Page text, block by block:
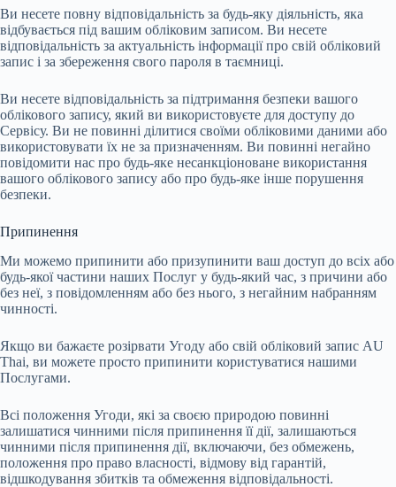
Ви несете повну відповідальність за будь-яку діяльність, яка
відбувається під вашим обліковим записом. Ви несете
відповідальність за актуальність інформації про свій обліковий
запис і за збереження свого пароля в таємниці.
Ви несете відповідальність за підтримання безпеки вашого
облікового запису, який ви використовуєте для доступу до
Сервісу. Ви не повинні ділитися своїми обліковими даними або
використовувати їх не за призначенням. Ви повинні негайно
повідомити нас про будь-яке несанкціоноване використання
вашого облікового запису або про будь-яке інше порушення
безпеки.
Припинення
Ми можемо припинити або призупинити ваш доступ до всіх або
будь-якої частини наших Послуг у будь-який час, з причини або
без неї, з повідомленням або без нього, з негайним набранням
чинності.
Якщо ви бажаєте розірвати Угоду або свій обліковий запис AU
Thai, ви можете просто припинити користуватися нашими
Послугами.
Всі положення Угоди, які за своєю природою повинні
залишатися чинними після припинення її дії, залишаються
чинними після припинення дії, включаючи, без обмежень,
положення про право власності, відмову від гарантій,
відшкодування збитків та обмеження відповідальності.